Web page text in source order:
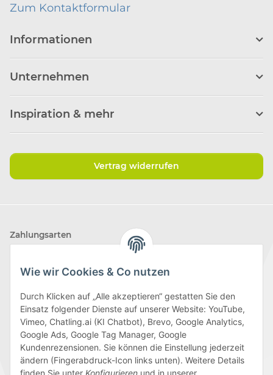
Wie wir Cookies & Co nutzen
Durch Klicken auf „Alle akzeptieren“ gestatten Sie den
Einsatz folgender Dienste auf unserer Website: YouTube,
Vimeo, Chatling.ai (KI Chatbot), Brevo, Google Analytics,
Google Ads, Google Tag Manager, Google
Kundenrezensionen. Sie können die Einstellung jederzeit
ändern (Fingerabdruck-Icon links unten). Weitere Details
Zum Kontaktformular
Informationen
Unternehmen
Inspiration & mehr
Vertrag widerrufen
Zahlungsarten
Wir versenden mit